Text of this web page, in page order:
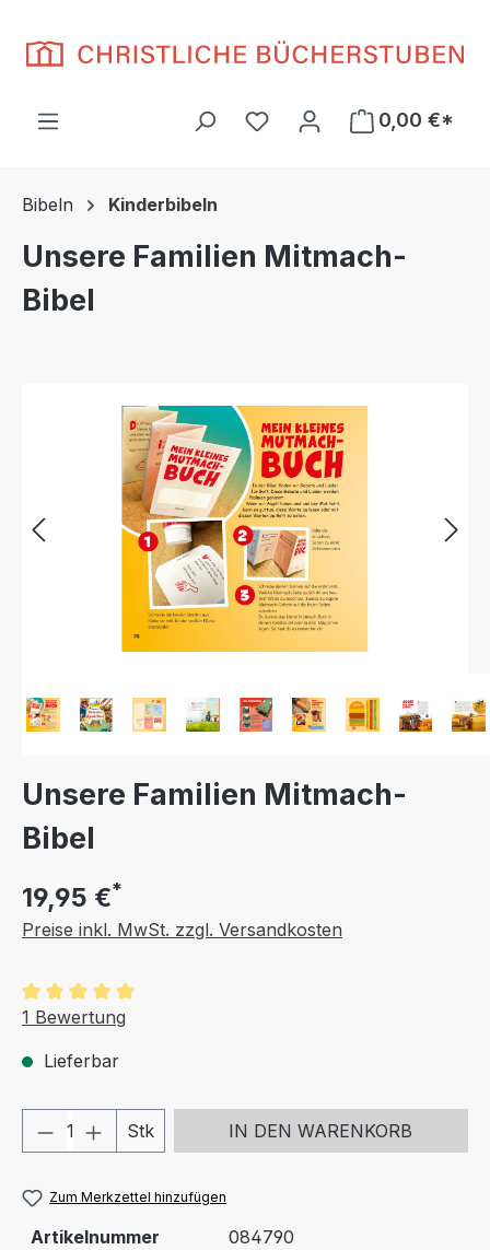
Du hast 0 Produkte auf
0,00 €*
Bibeln Kinderbibeln
Unsere Familien Mitmach-
Bibel
Unsere Familien Mitmach-
Bibel
19,95 €*
Preise inkl. MwSt. zzgl. Versandkosten
Durchschnittliche Bewertung von 5 von 5 Sternen
1 Bewertung
Lieferbar
Produkt Anzahl: Gib den
Stk IN DEN WARENKORB
Zum Merkzettel hinzufügen
Artikelnummer 084790